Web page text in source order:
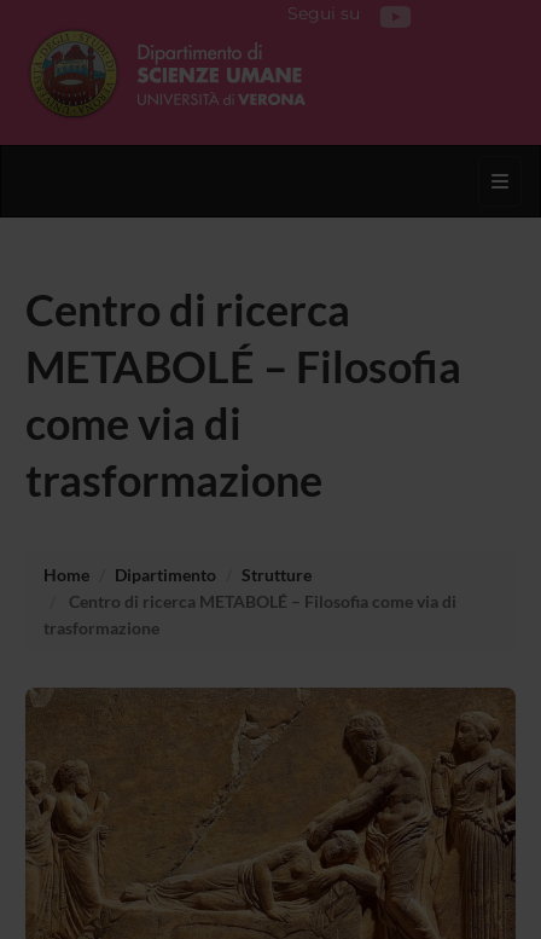
Segui su
Centro di ricerca
METABOLÉ – Filosofia
come via di
trasformazione
Home Dipartimento
Strutture
Centro di ricerca METABOLÉ – Filosofia come via di
trasformazione